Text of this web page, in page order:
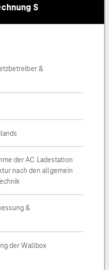
S
&
der AC Ladestation
nach den allgemein
&
der Wallbox